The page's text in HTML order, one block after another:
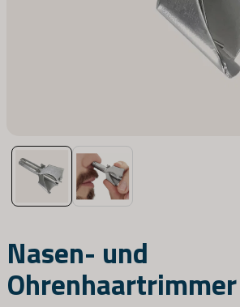
Nasen- und
Ohrenhaartrimmer